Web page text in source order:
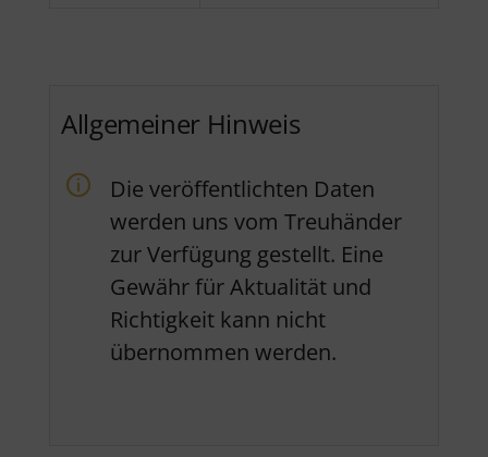
Allgemeiner Hinweis
Die veröffentlichten Daten
werden uns vom Treuhänder
zur Verfügung gestellt. Eine
Gewähr für Aktualität und
Richtigkeit kann nicht
übernommen werden.